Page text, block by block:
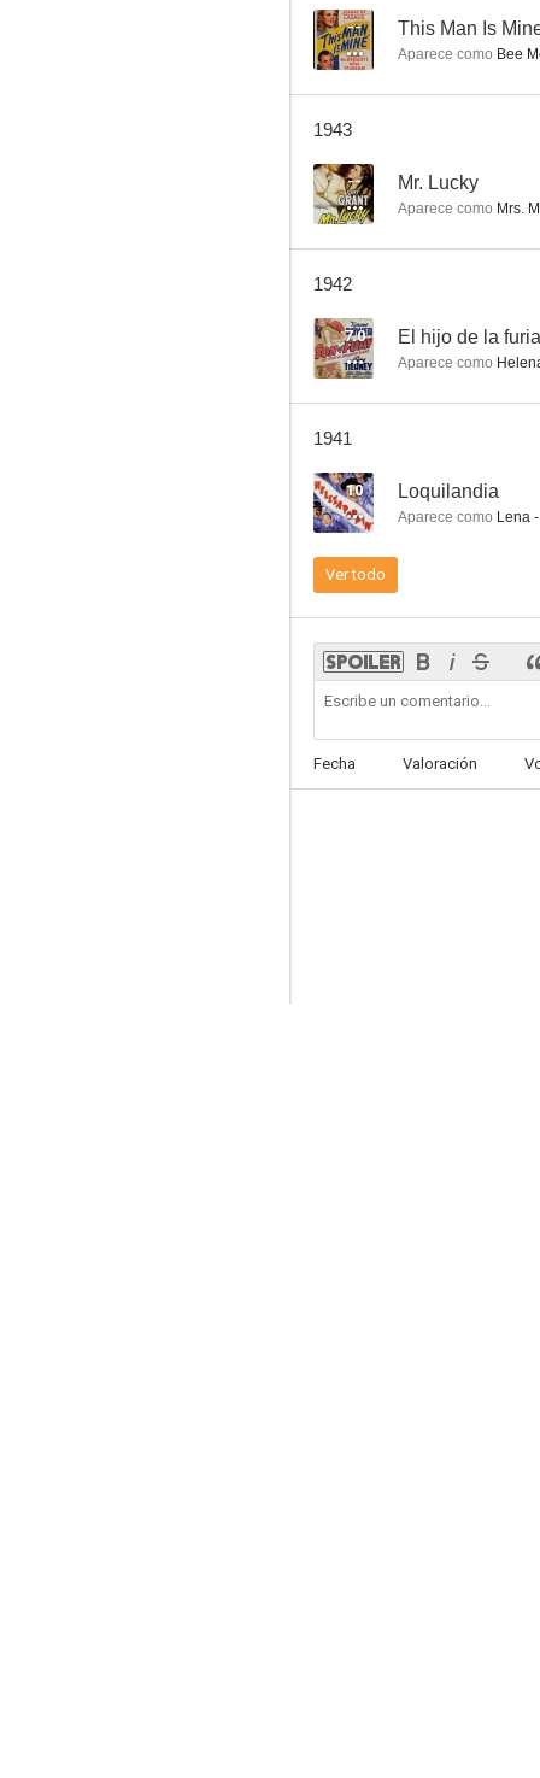
--
-- This Man Is
Aparece como Bee
1943
-- Mr. Lucky
Aparece como Mrs.
1942
7.0 El hijo de la furia
Aparece como
1941
10 Loquilandia
Aparece como Lena
Ver todo
Fecha Valoración